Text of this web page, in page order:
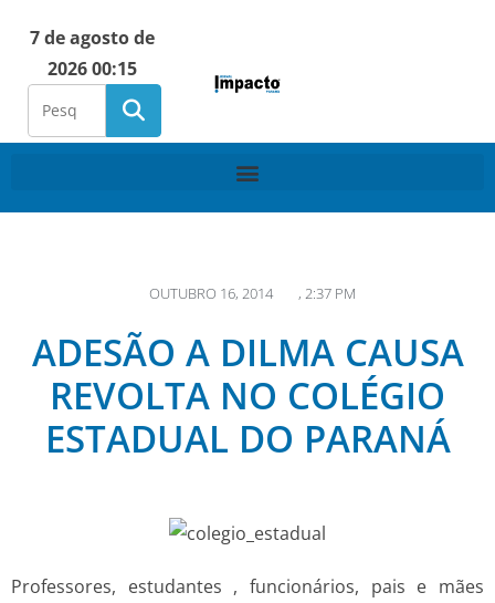
7 de agosto de
2026 00:15
OUTUBRO 16, 2014 , 2:37 PM
ADESÃO A DILMA CAUSA
REVOLTA NO COLÉGIO
ESTADUAL DO PARANÁ
Professores, estudantes , funcionários, pais e mães